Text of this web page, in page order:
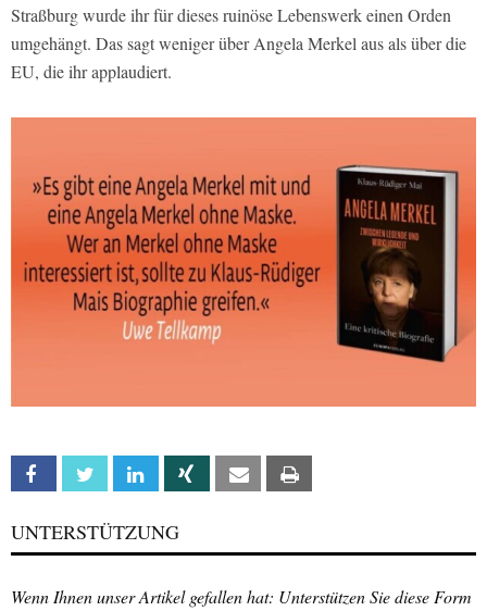
Straßburg wurde ihr für dieses ruinöse Lebenswerk einen Orden
umgehängt. Das sagt weniger über Angela Merkel aus als über die
EU, die ihr applaudiert.
Facebook Twitter Linkedin Xing Email
UNTERSTÜTZUNG
Wenn Ihnen unser Artikel gefallen hat: Unterstützen Sie diese Form